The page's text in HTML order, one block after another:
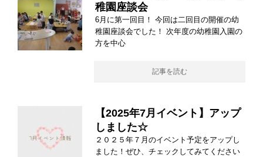
稚園座談会
6月に第一回目！ 今回は二回目の開催の幼
稚園座談会でした！ 次年度の幼稚園入園の
方を中心
記事を読む
【2025年7月イベント】アップ
しました☆
２０２５年７月のイベント予定をアップし
ました！ぜひ、チェックしてみてください